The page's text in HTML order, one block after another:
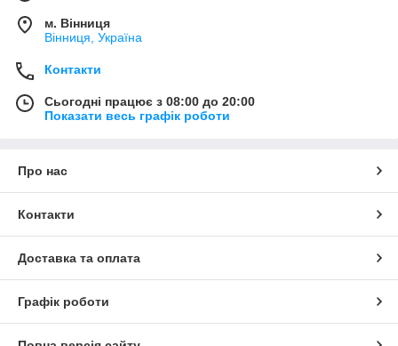
м. Вінниця
Вінниця, Україна
Контакти
Сьогодні працює з 08:00 до 20:00
Показати весь графік роботи
Про нас
Контакти
Доставка та оплата
Графік роботи